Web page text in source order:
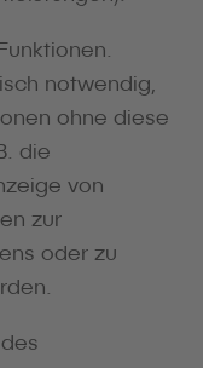
notwendig,
ohne diese
die
von
zur
oder zu